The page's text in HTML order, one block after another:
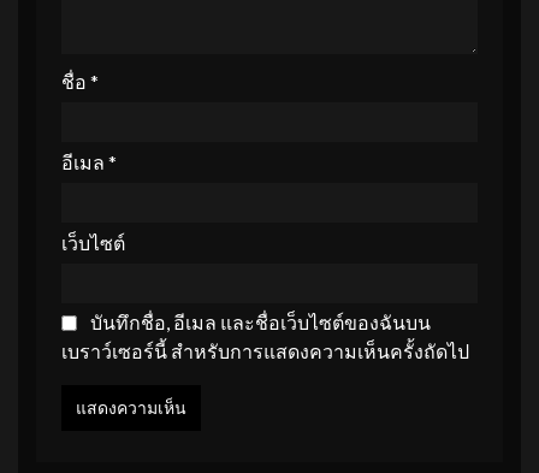
ชื่อ *
อีเมล *
เว็บไซต์
บันทึกชื่อ, อีเมล และชื่อเว็บไซต์ของฉันบน
เบราว์เซอร์นี้ สำหรับการแสดงความเห็นครั้งถัดไป